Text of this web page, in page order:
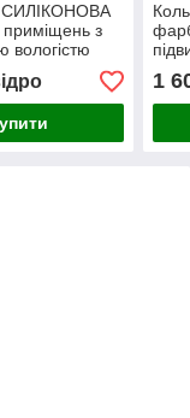
СИЛІКОНОВА
з
вологістю
SkyLine
1